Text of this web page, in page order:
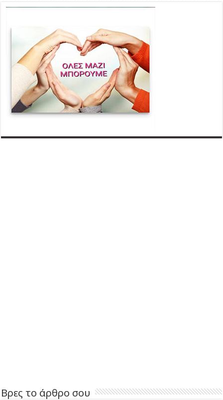
Βρες το άρθρο σου